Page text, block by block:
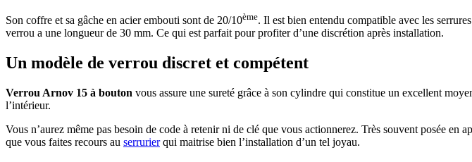
Son coffre et sa gâche en acier embouti sont de 20/10ème. Il est bien entendu compatible avec les
verrou a une longueur de 30 mm. Ce qui est parfait pour profiter d’une discrétion après installation.
Un modèle de verrou discret et compétent
Verrou Arnov 15 à bouton vous assure une sureté grâce à son cylindre qui constitue un excellent
l’intérieur.
Vous n’aurez même pas besoin de code à retenir ni de clé que vous actionnerez. Très souvent posée
que vous faites recours au serrurierqui maitrise bien l’installation d’un tel joyau.